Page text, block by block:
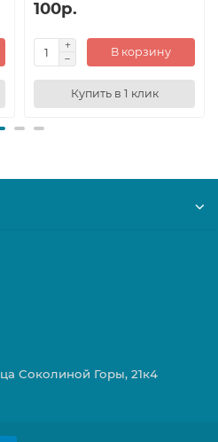
100р.
В корзину
Купить в 1 клик
Соколиной Горы, 21к4